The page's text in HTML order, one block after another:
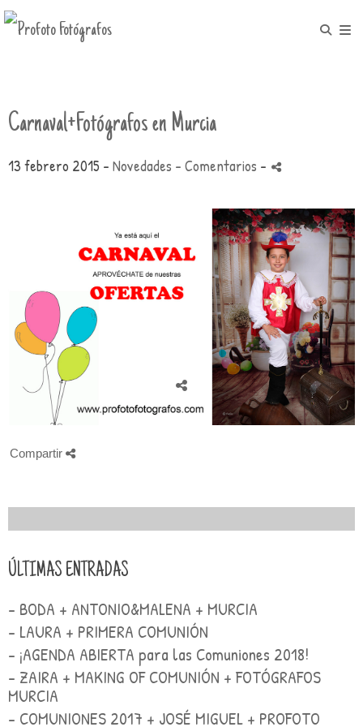
Carnaval+Fotógrafos en Murcia
13 febrero 2015 -Novedades - Comentarios -
Compartir
ÚLTIMAS ENTRADAS
- BODA + ANTONIO&MALENA + MURCIA
- LAURA + PRIMERA COMUNIÓN
- ¡AGENDA ABIERTA para las Comuniones 2018!
- ZAIRA + MAKING OF COMUNIÓN + FOTÓGRAFOS
MURCIA
- COMUNIONES 2017 + JOSÉ MIGUEL + PROFOTO